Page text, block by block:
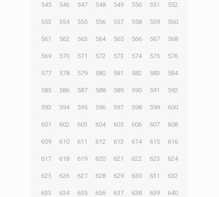
545 546 547 548 549 550 551 552
553 554 555 556 557 558 559 560
561 562 563 564 565 566 567 568
569 570 571 572 573 574 575 576
577 578 579 580 581 582 583 584
585 586 587 588 589 590 591 592
593 594 595 596 597 598 599 600
601 602 603 604 605 606 607 608
609 610 611 612 613 614 615 616
617 618 619 620 621 622 623 624
625 626 627 628 629 630 631 632
633 634 635 636 637 638 639 640